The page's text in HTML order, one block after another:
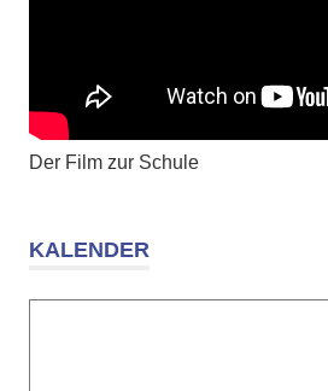
Der Film zur Schule
KALENDER